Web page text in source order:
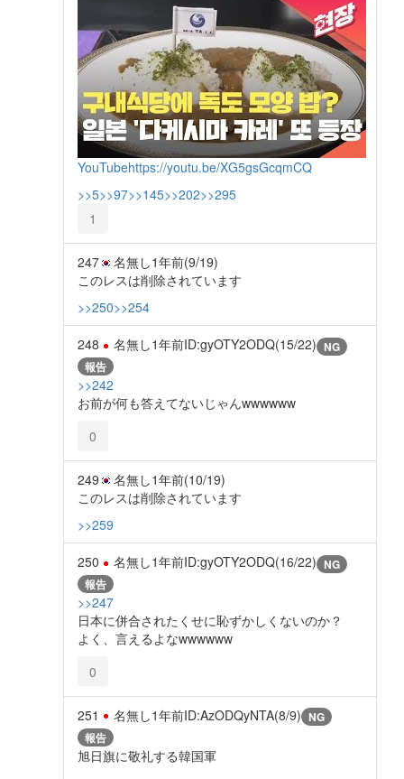
YouTubehttps://youtu.be/XG5gsGcqmCQ
>>5>>97>>145>>202>>295
1
247 名無し1年前(9/19)
このレスは削除されています
>>250>>254
248 名無し1年前ID:gyOTY2ODQ(15/22) NG
報告
>>242
お前が何も答えてないじゃんwwwwww
0
249 名無し1年前(10/19)
このレスは削除されています
>>259
250 名無し1年前ID:gyOTY2ODQ(16/22) NG
報告
>>247
日本に併合されたくせに恥ずかしくないのか？
よく、言えるよなwwwwww
0
251 名無し1年前ID:AzODQyNTA(8/9) NG
報告
旭日旗に敬礼する韓国軍